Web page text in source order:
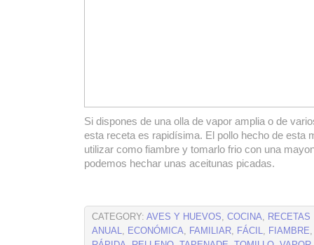
Si dispones de una olla de vapor amplia o de
esta receta es rapidísima. El pollo hecho de esta
utilizar como fiambre y tomarlo frio con una
podemos hechar unas aceitunas picadas.
CATEGORY: AVES Y HUEVOS, COCINA, RECETAS
ANUAL, ECONÓMICA, FAMILIAR, FÁCIL, FIAMBRE